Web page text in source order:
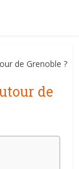
de Grenoble ?
de